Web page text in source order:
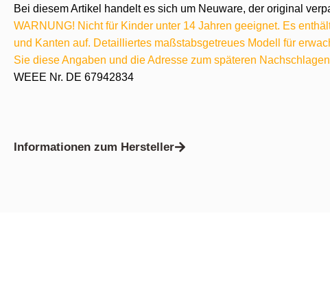
Bei diesem Artikel handelt es sich um Neuware, der original
WARNUNG! Nicht für Kinder unter 14 Jahren geeignet. Es
und Kanten auf. Detailliertes maßstabsgetreues Modell für
Sie diese Angaben und die Adresse zum späteren
WEEE Nr. DE 67942834
Informationen zum Hersteller